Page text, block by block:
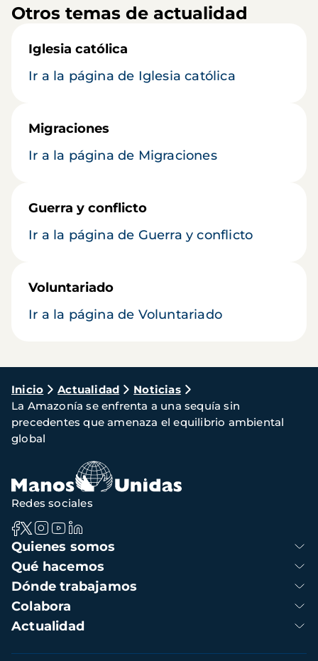
Otros temas de actualidad
Iglesia católica
Ir a la página de Iglesia católica
Migraciones
Ir a la página de Migraciones
Guerra y conflicto
Ir a la página de Guerra y conflicto
Voluntariado
Ir a la página de Voluntariado
Ruta
de
navegación
Inicio Actualidad
Noticias
La Amazonía se enfrenta a una sequía sin
precedentes que amenaza el equilibrio ambiental
global
Navegación
principal
Quienes somos
Qué hacemos
Dónde trabajamos
Colabora
Actualidad
Redes sociales